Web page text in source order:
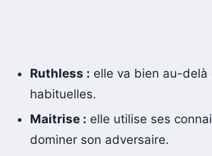
Ruthless : elle va bien au-delà
habituelles.
Maitrise : elle utilise ses
dominer son adversaire.